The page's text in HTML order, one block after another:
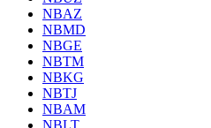
NBAZ
NBMD
NBGE
NBTM
NBKG
NBTJ
NBAM
NBLT